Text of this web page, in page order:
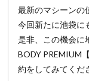
最新のマシーンの
今回新たに池袋に
是非、この機会に
BODY PREMIUM
約をしてみてくだ